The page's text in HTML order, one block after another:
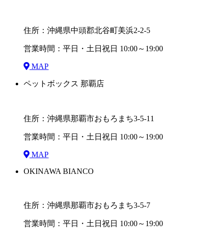
住所：沖縄県中頭郡北谷町美浜2-2-5
営業時間：平日・土日祝日 10:00～19:00
MAP
ペットボックス 那覇店
住所：沖縄県那覇市おもろまち3-5-11
営業時間：平日・土日祝日 10:00～19:00
MAP
OKINAWA BIANCO
住所：沖縄県那覇市おもろまち3-5-7
営業時間：平日・土日祝日 10:00～19:00